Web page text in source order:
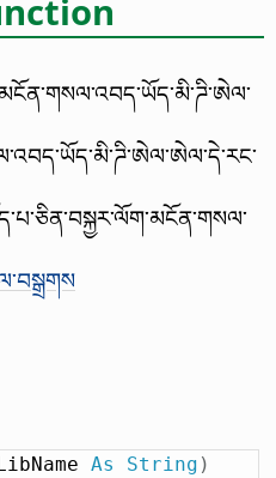
As String )